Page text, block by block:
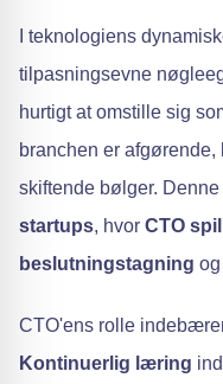
I teknologiens
tilpasningsevne
hurtigt at omstille sig
branchen er
skiftende bølger.
startups, hvor CTO
beslutningstagning og
CTO'ens rolle
Kontinuerlig læring